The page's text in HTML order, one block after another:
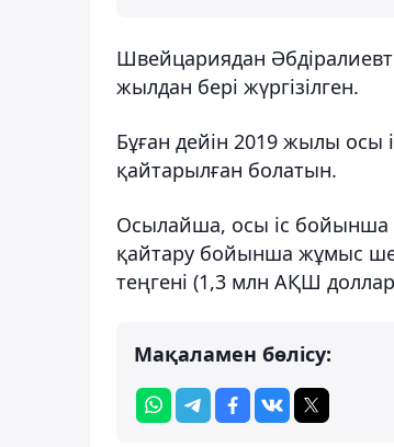
Швейцариядан
жылдан бері жүргізілген.
Бұған дейін 2019 жылы осы
қайтарылған болатын.
Осылайша, осы іс бойынша
қайтару бойынша жұмыс
теңгені (1,3 млн АҚШ
Мақаламен бөлісу: